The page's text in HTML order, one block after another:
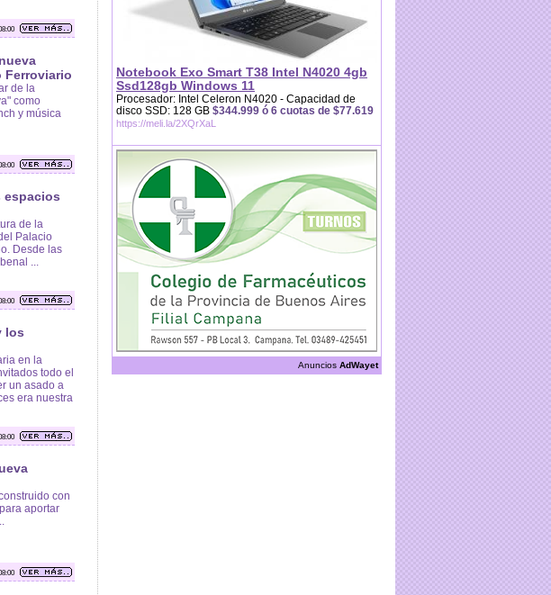
Ferroviario
de la
como
y música
espacios
de la
Palacio
Desde las
...
los
en la
todo el
un asado a
era nuestra
con
aportar
Notebook Exo Smart T38 Intel N4020 4gb
Ssd128gb Windows 11
Procesador: Intel Celeron N4020 - Capacidad de
disco SSD: 128 GB $344.999 ó 6 cuotas de $77.619
https://meli.la/2XQrXaL
Anuncios AdWayet